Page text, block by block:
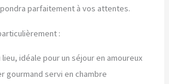
parfaitement à vos attentes.
:
idéale pour un séjour en amoureux
gourmand servi en chambre